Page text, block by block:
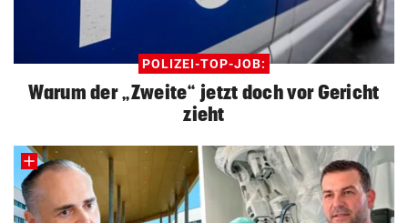
POLIZEI-TOP-JOB:
Warum der „Zweite“ jetzt doch vor Gericht
zieht